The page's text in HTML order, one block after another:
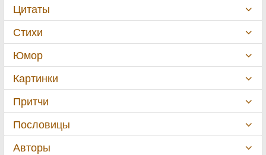
Цитаты
Стихи
Юмор
Картинки
Притчи
Пословицы
Авторы